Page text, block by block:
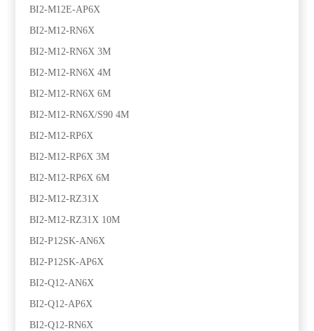
BI2-M12E-AP6X
BI2-M12-RN6X
BI2-M12-RN6X 3M
BI2-M12-RN6X 4M
BI2-M12-RN6X 6M
BI2-M12-RN6X/S90 4M
BI2-M12-RP6X
BI2-M12-RP6X 3M
BI2-M12-RP6X 6M
BI2-M12-RZ31X
BI2-M12-RZ31X 10M
BI2-P12SK-AN6X
BI2-P12SK-AP6X
BI2-Q12-AN6X
BI2-Q12-AP6X
BI2-Q12-RN6X